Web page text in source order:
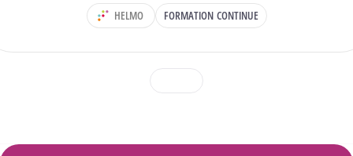
DÉPARTEMENT :
HELMO FORMATION CONTINUE
1 2